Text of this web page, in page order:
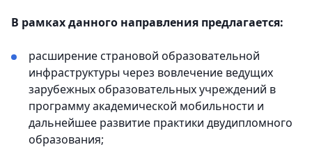
В рамках данного направления предлагается:
расширение страновой образовательной
инфраструктуры через вовлечение ведущих
зарубежных образовательных учреждений в
программу академической мобильности и
дальнейшее развитие практики двудипломного
образования;